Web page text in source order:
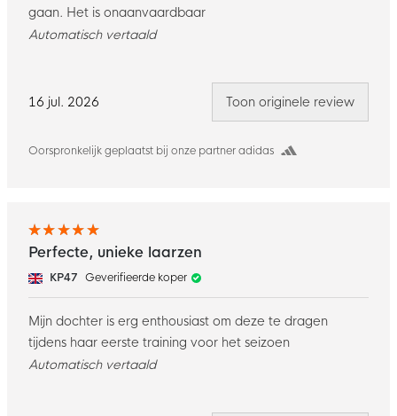
16 jul. 2026
Oorspronkelijk geplaatst bij onze partner adidas
gaan. Het is onaanvaardbaar
Automatisch vertaald
Toon originele review
Perfecte, unieke laarzen
KP47 Geverifieerde koper
Mijn dochter is erg enthousiast om deze te dragen
tijdens haar eerste training voor het seizoen
Automatisch vertaald